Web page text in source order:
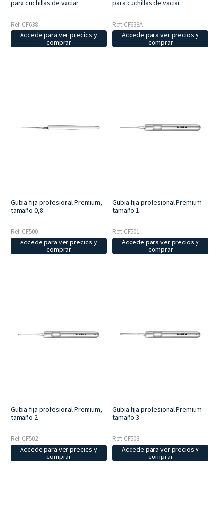
para cuchillas de vaciar
Ref: CF638
Accede para ver precios y
comprar
para cuchillas de vaciar
Ref: CF638A
Accede para ver precios y
comprar
Gubia fija profesional Premium,
tamaño 0,8
Ref: CF500
Accede para ver precios y
comprar
Gubia fija profesional Premium
tamaño 1
Ref: CF501
Accede para ver precios y
comprar
Gubia fija profesional Premium,
tamaño 2
Ref: CF502
Accede para ver precios y
comprar
Gubia fija profesional Premium
tamaño 3
Ref: CF503
Accede para ver precios y
comprar